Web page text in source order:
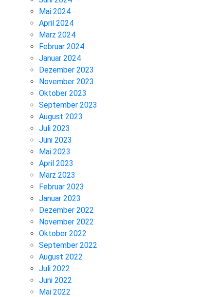
Mai 2024
April 2024
März 2024
Februar 2024
Januar 2024
Dezember 2023
November 2023
Oktober 2023
September 2023
August 2023
Juli 2023
Juni 2023
Mai 2023
April 2023
März 2023
Februar 2023
Januar 2023
Dezember 2022
November 2022
Oktober 2022
September 2022
August 2022
Juli 2022
Juni 2022
Mai 2022